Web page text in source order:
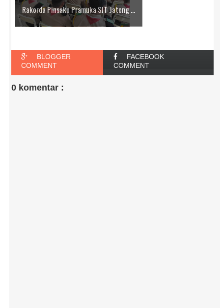
Rakorda Pinsako Pramuka SIT Jateng ...
BLOGGER
COMMENT
FACEBOOK
COMMENT
0 komentar :